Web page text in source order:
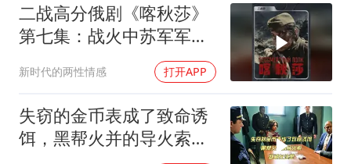
二战高分俄剧《喀秋莎》
第七集：战火中苏军军犬
新时代的两性情感 打开APP
失窃的金币表成了致命诱
饵，黑帮火并的导火索，